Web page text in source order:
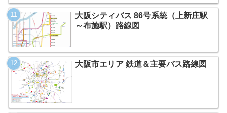
大阪シティバス 86号系統（上新庄駅
～布施駅）路線図
大阪市エリア 鉄道＆主要バス路線図